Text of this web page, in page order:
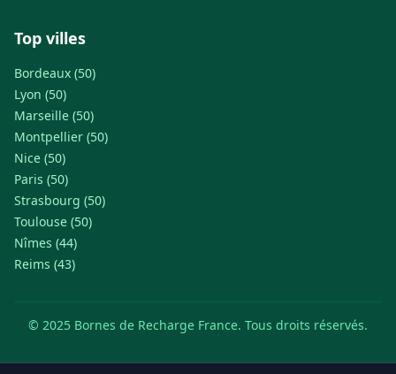
Top villes
Bordeaux (50)
Lyon (50)
Marseille (50)
Montpellier (50)
Nice (50)
Paris (50)
Strasbourg (50)
Toulouse (50)
Nîmes (44)
Reims (43)
© 2025 Bornes de Recharge France. Tous droits réservés.